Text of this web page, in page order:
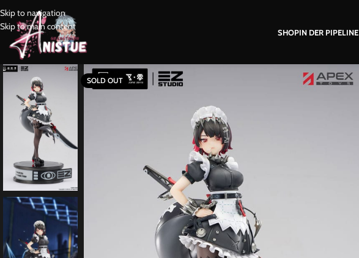
Skip to navigation
Skip to main content
SHOPIN DER PIPELINE
SOLD OUT